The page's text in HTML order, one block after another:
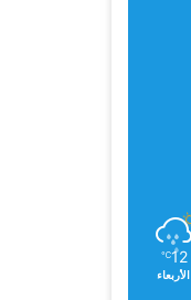
12
℃
الأربعاء